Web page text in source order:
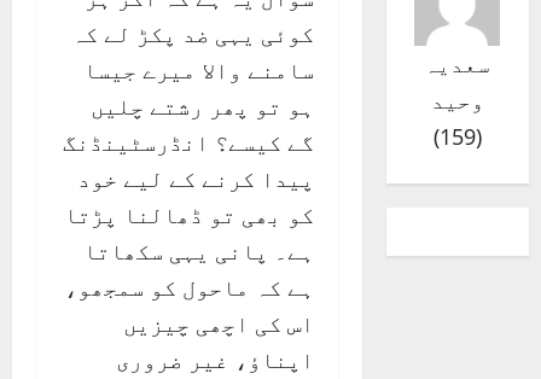
کوئی یہی ضد پکڑ لے کہ
سامنے والا میرے جیسا
ہو تو پھر رشتے چلیں
گے کیسے؟ انڈرسٹینڈنگ
پیدا کرنے کے لیے خود
کو بھی تو ڈھالنا پڑتا
ہے۔ پانی یہی سکھاتا
ہے کہ ماحول کو سمجھو،
اس کی اچھی چیزیں
اپناؤ، غیر ضروری
سعدیہ
وحید
(
159
)